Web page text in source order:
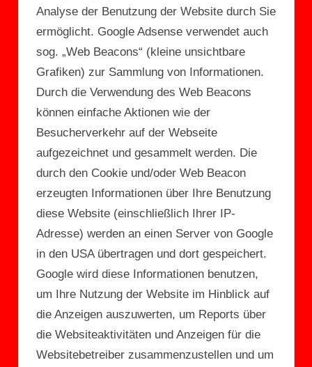
Analyse der Benutzung der Website durch Sie
ermöglicht. Google Adsense verwendet auch
sog. „Web Beacons“ (kleine unsichtbare
Grafiken) zur Sammlung von Informationen.
Durch die Verwendung des Web Beacons
können einfache Aktionen wie der
Besucherverkehr auf der Webseite
aufgezeichnet und gesammelt werden. Die
durch den Cookie und/oder Web Beacon
erzeugten Informationen über Ihre Benutzung
diese Website (einschließlich Ihrer IP-
Adresse) werden an einen Server von Google
in den USA übertragen und dort gespeichert.
Google wird diese Informationen benutzen,
um Ihre Nutzung der Website im Hinblick auf
die Anzeigen auszuwerten, um Reports über
die Websiteaktivitäten und Anzeigen für die
Websitebetreiber zusammenzustellen und um